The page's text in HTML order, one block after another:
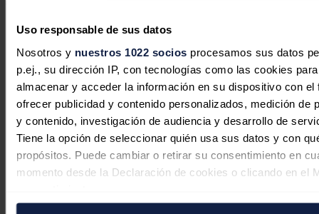
Uso responsable de sus datos
Nosotros y nuestros 1022 socios procesamos sus datos
p.ej., su dirección IP, con tecnologías como las cookies para
almacenar y acceder la información en su dispositivo con el
ofrecer publicidad y contenido personalizados, medición de
y contenido, investigación de audiencia y desarrollo de
Tiene la opción de seleccionar quién usa sus datos y con
propósitos. Puede cambiar o retirar su consentimiento en
momento desde la Declaración de cookies o clicando en el
convierte la falta de información en una barrera clave.
Noticias relacionadas
MG dará a conocer sus modelos
eléctricos este martes en La Coruña
tras el desembarco de SAIC en Ferrol
Redacción27/07/2026